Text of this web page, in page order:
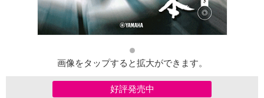
画像をタップすると拡大ができます。
好評発売中